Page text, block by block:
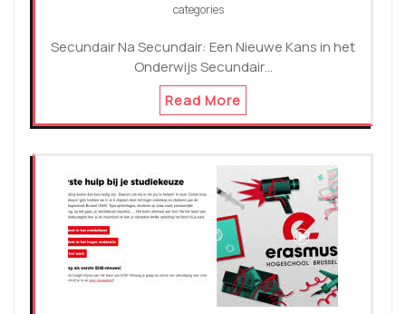
categories
Secundair Na Secundair: Een Nieuwe Kans in het
Onderwijs Secundair…
Read More